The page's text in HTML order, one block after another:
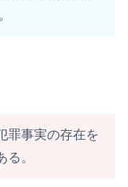
罪事実の存在を
。